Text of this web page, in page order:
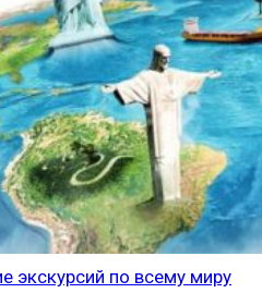
экскурсий по всему миру